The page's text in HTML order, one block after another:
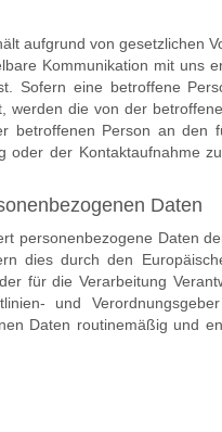
aufgrund von gesetzlichen
Kommunikation mit uns
Sofern eine betroffene
die von der
Person an den
der Kontaktaufnahme
Daten
personenbezogene Daten
dies durch den
für die Verarbeitung
und
Daten routinemäßig und